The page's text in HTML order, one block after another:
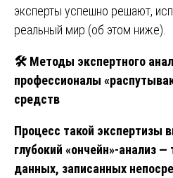
эксперты успешно решают,
реальный мир (об этом ниже).
🛠 Методы экспертного
профессионалы
средств
Процесс такой экспертизы
глубокий «ончейн»-анализ —
данных, записанных